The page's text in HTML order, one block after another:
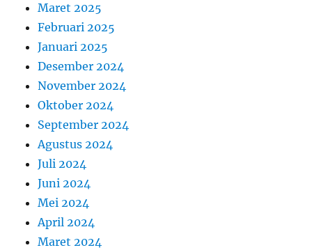
Maret 2025
Februari 2025
Januari 2025
Desember 2024
November 2024
Oktober 2024
September 2024
Agustus 2024
Juli 2024
Juni 2024
Mei 2024
April 2024
Maret 2024